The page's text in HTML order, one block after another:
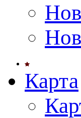
Карта